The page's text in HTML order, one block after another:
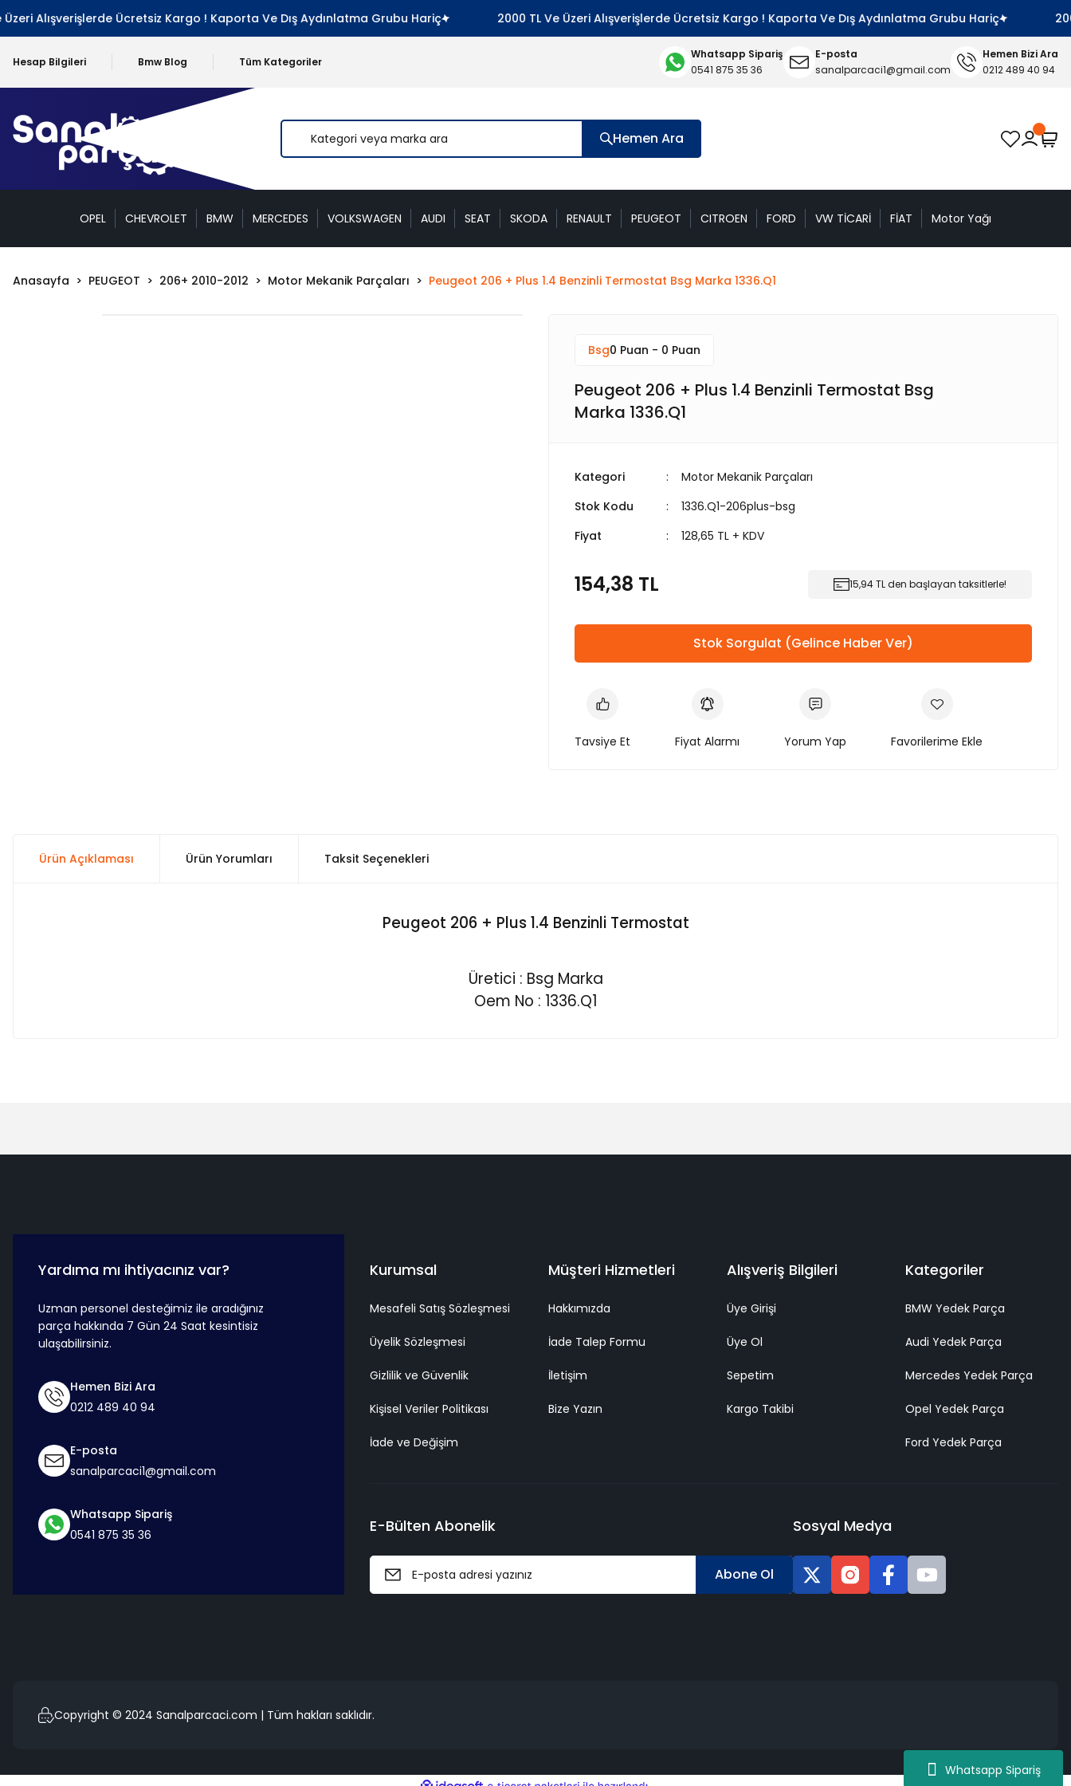
Whatsapp Sipariş
Alışverişlerde Ücretsiz Kargo ! Kaporta Ve Dış Aydınlatma Grubu Hariç 2000 TL Ve Üzeri Alışverişlerde Ücretsiz Kargo ! Kaporta Ve Dış Aydınlatma Grubu Hariç 2000
Hesap Bilgileri Bmw Blog Tüm Kategoriler
Whatsapp Sipariş
0541 875 35 36
E-posta
sanalparcaci1@gmail.com
Hemen Bizi Ara
0212 489 40 94
Hemen Ara
OPEL CHEVROLET BMW MERCEDES VOLKSWAGEN AUDI SEAT SKODA RENAULT PEUGEOT CITROEN FORD VW TİCARİ FİAT Motor Yağı
Anasayfa PEUGEOT 206+ 2010-2012 Motor Mekanik Parçaları Peugeot 206 + Plus 1.4 Benzinli Termostat Bsg Marka 1336.Q1
Bsg0 Puan - 0 Puan
Peugeot 206 + Plus 1.4 Benzinli Termostat Bsg
Marka 1336.Q1
Kategori
Motor Mekanik Parçaları
Stok Kodu
1336.Q1-206plus-bsg
Fiyat
128,65 TL + KDV
154,38 TL 15,94 TL den başlayan taksitlerle!
Stok Sorgulat (Gelince Haber Ver)
Tavsiye Et Fiyat Alarmı Yorum Yap
Ürün Açıklaması Ürün Yorumları Taksit Seçenekleri
Peugeot 206 + Plus 1.4 Benzinli Termostat
Üretici : Bsg Marka
Oem No : 1336.Q1
Yardıma mı ihtiyacınız var?
Uzman personel desteğimiz ile aradığınız
parça hakkında 7 Gün 24 Saat kesintisiz
ulaşabilirsiniz.
Hemen Bizi Ara
0212 489 40 94
E-posta
sanalparcaci1@gmail.com
Whatsapp Sipariş
0541 875 35 36
Kurumsal
Mesafeli Satış Sözleşmesi
Üyelik Sözleşmesi
Gizlilik ve Güvenlik
Kişisel Veriler Politikası
İade ve Değişim
Müşteri Hizmetleri
Hakkımızda
İade Talep Formu
İletişim
Bize Yazın
Alışveriş Bilgileri
Üye Girişi
Üye Ol
Sepetim
Kargo Takibi
Kategoriler
BMW Yedek Parça
Audi Yedek Parça
Mercedes Yedek Parça
Opel Yedek Parça
Ford Yedek Parça
E-Bülten Abonelik
Abone Ol
Sosyal Medya
Copyright © 2024 Sanalparcaci.com | Tüm hakları saklıdır.